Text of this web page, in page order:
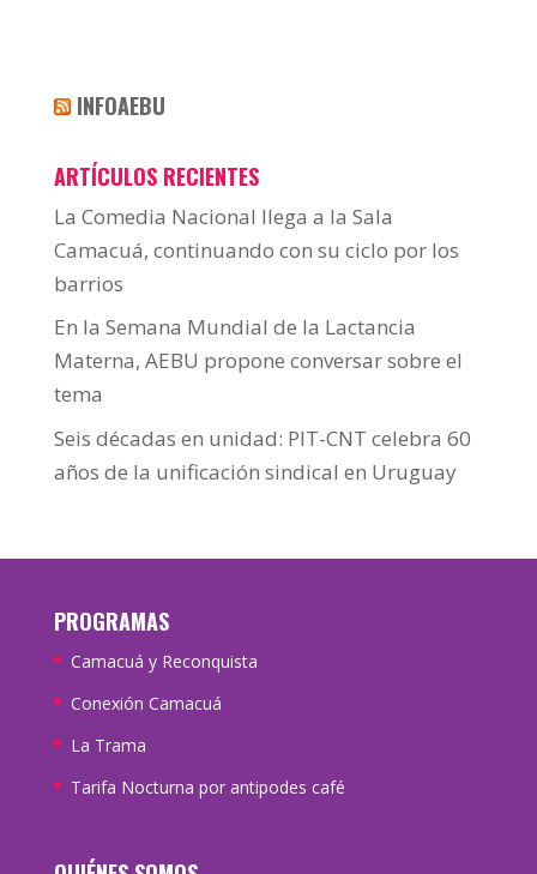
INFOAEBU
ARTÍCULOS RECIENTES
La Comedia Nacional llega a la Sala
Camacuá, continuando con su ciclo por los
barrios
En la Semana Mundial de la Lactancia
Materna, AEBU propone conversar sobre el
tema
Seis décadas en unidad: PIT-CNT celebra 60
años de la unificación sindical en Uruguay
PROGRAMAS
Camacuá y Reconquista
Conexión Camacuá
La Trama
Tarifa Nocturna por antipodes café